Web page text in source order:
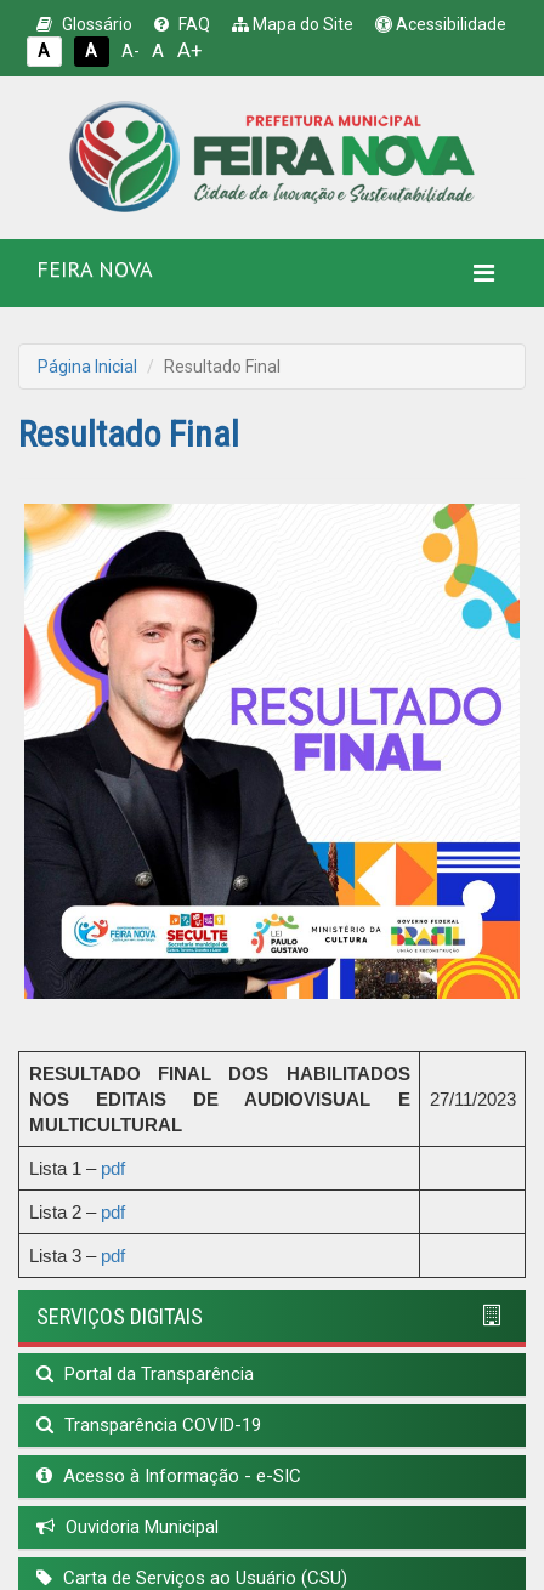
Glossário FAQ Mapa do Site
Acessibilidade
A
A A- A A+
FEIRA NOVA
Página Inicial Resultado Final
Resultado Final
RESULTADO FINAL DOS HABILITADOS
NOS EDITAIS DE AUDIOVISUAL E
MULTICULTURAL
27/11/2023
Lista 1 – pdf
Lista 2 – pdf
Lista 3 – pdf
SERVIÇOS DIGITAIS
Portal da Transparência
Transparência COVID-19
Acesso à Informação - e-SIC
Ouvidoria Municipal
Carta de Serviços ao Usuário (CSU)